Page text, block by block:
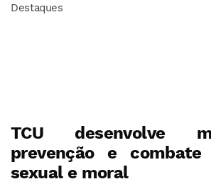
Destaques
TCU desenvolve
prevenção e combate
sexual e moral